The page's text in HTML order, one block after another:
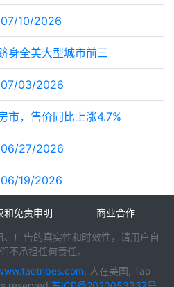
07/10/2026
身全美大型城市前三
07/03/2026
市，售价同比上涨4.7%
06/27/2026
06/19/2026
和免责申明 商业合作
广告的真实性和时效性，请用户自
不承担任何责任。
, 人在美国, Tao